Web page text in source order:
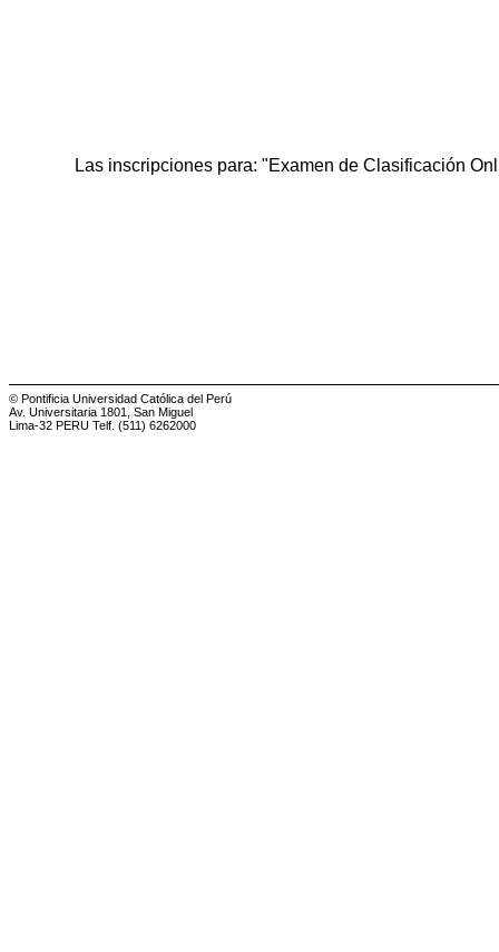
Las inscripciones para: "Examen de Clasificación
© Pontificia Universidad Católica del Perú
Av. Universitaria 1801, San Miguel
Lima-32 PERU Telf. (511) 6262000